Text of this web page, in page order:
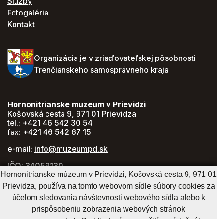
Fotogaléria
Kontakt
Organizácia je v zriaďovateľskej pôsobnosti
Trenčianskeho samosprávneho kraja
Hornonitrianske múzeum v Prievidzi
Košovská cesta 9, 971 01 Prievidza
tel.: +421 46 542 30 54
fax: +421 46 542 67 15
e-mail: info@muzeumpd.sk
IČO: 34059130
DIČ: 2021447274
GPS: 48.770071, 18.620043
Hornonitrianske múzeum v Prievidzi, Košovská cesta 9, 971 01
Prievidza, používa na tomto webovom sídle súbory cookies za
účelom sledovania návštevnosti webového sídla alebo k
prispôsobeniu zobrazenia webových stránok